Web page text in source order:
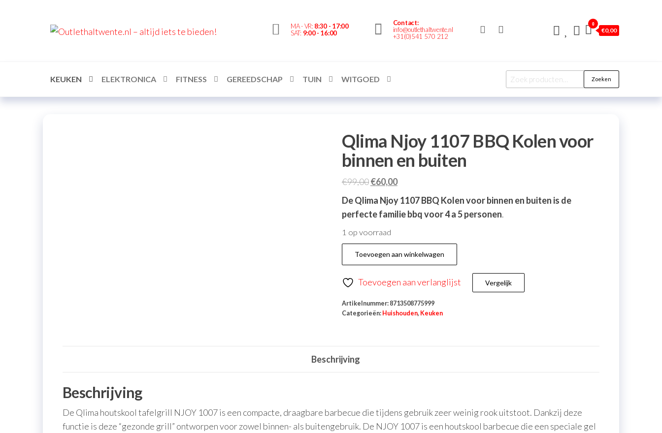
Outlethaltwente.nl
MA - VR: 8:30 - 17:00
SAT: 9:00 - 16:00
Contact:
info@outlethaltwente.nl
+31(0)541 570 212
0
€0,00
KEUKEN ELEKTRONICA FITNESS GEREEDSCHAP TUIN WITGOED Zoeken
Qlima Njoy 1107 BBQ Kolen voor
binnen en buiten
€99,00€60,00
De Qlima Njoy 1107 BBQ Kolen voor binnen en buiten is de
perfecte familie bbq voor 4 a 5 personen.
1 op voorraad
Toevoegen aan winkelwagen
Toevoegen aan verlanglijst Vergelijk
Artikelnummer: 8713508775999
Categorieën: Huishouden, Keuken
Beschrijving
Beschrijving
De Qlima houtskool tafelgrill NJOY 1007 is een compacte, draagbare barbecue die tijdens gebruik zeer weinig rook uitstoot. Dankzij deze
functie is deze “gezonde grill” ontworpen voor zowel binnen- als buitengebruik. De NJOY 1007 is een houtskool barbecue die een speciale gel